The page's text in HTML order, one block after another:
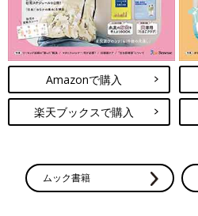
Amazonで購入
楽天ブックスで購入
ムック書籍